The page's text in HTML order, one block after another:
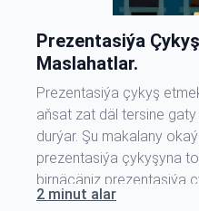
Prezentasiýa
Maslahatlar.
Prezentasiýa çykyş
aňsat zat däl tersine
durýar. Şu makalany
prezentasiýa çykyşyna
birnäçäniz prezentasiýa
makala prezentasiýa
2 minut alar